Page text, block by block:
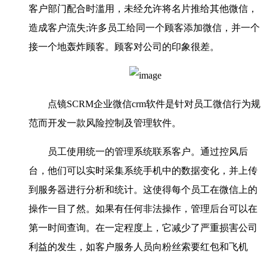
客户部门配合时滥用，未经允许将名片推给其他微信，
造成客户流失;许多员工给同一个顾客添加微信，并一个
接一个地轰炸顾客。顾客对公司的印象很差。
点镜SCRM企业微信crm软件是针对员工微信行为规
范而开发一款风险控制及管理软件。
员工使用统一的管理系统联系客户。通过控风后
台，他们可以实时采集系统手机中的数据变化，并上传
到服务器进行分析和统计。这使得每个员工在微信上的
操作一目了然。如果有任何非法操作，管理后台可以在
第一时间查询。在一定程度上，它减少了严重损害公司
利益的发生，如客户服务人员向粉丝索要红包和飞机